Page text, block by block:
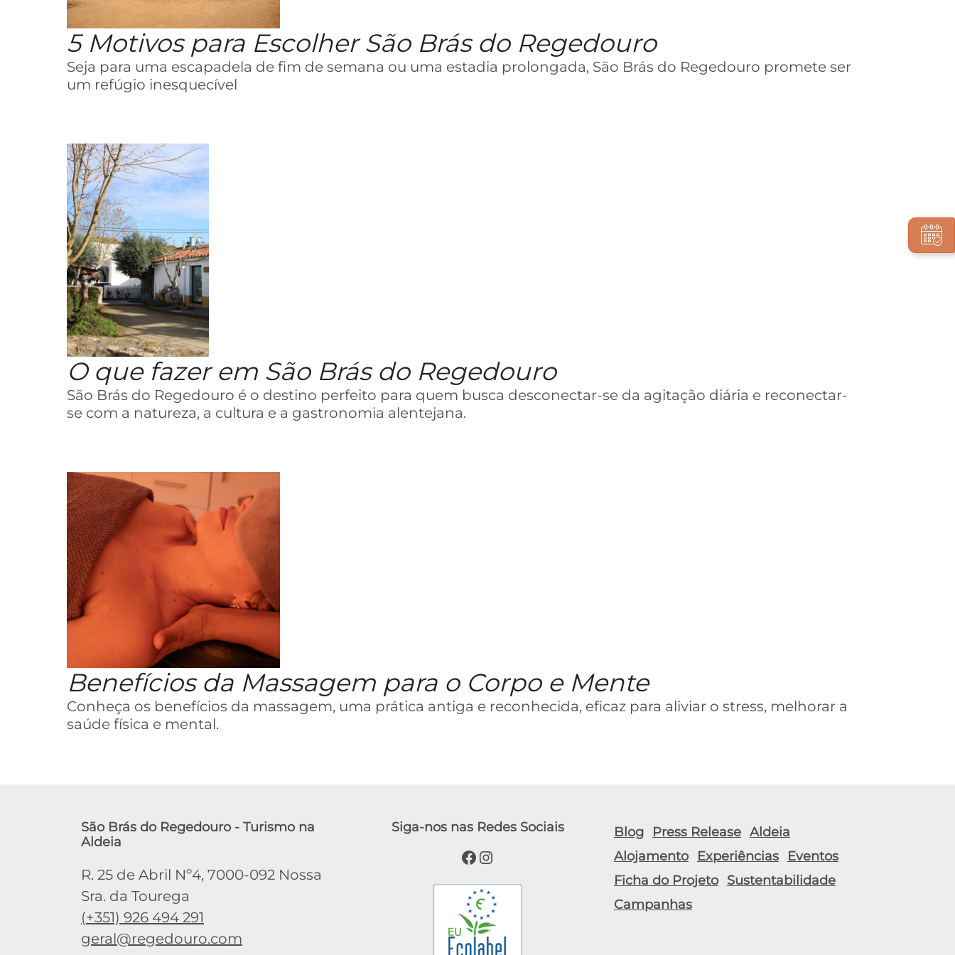
5 Motivos para Escolher São Brás do Regedouro
Seja para uma escapadela de fim de semana ou uma estadia prolongada, São Brás do Regedouro promete ser
um refúgio inesquecível
O que fazer em São Brás do Regedouro
São Brás do Regedouro é o destino perfeito para quem busca desconectar-se da agitação diária e reconectar-
se com a natureza, a cultura e a gastronomia alentejana.
Benefícios da Massagem para o Corpo e Mente
Conheça os benefícios da massagem, uma prática antiga e reconhecida, eficaz para aliviar o stress, melhorar a
saúde física e mental.
São Brás do Regedouro - Turismo na
Aldeia
R. 25 de Abril Nº4, 7000-092 Nossa
Sra. da Tourega
(+351) 926 494 291
geral@regedouro.com
Siga-nos nas Redes Sociais
Facebook
Instagram
Blog Press Release Aldeia
Alojamento
Experiências
Eventos
Ficha do Projeto Sustentabilidade
Campanhas